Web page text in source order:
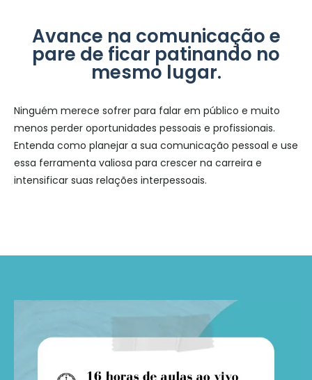
Avance na comunicação e
pare de ficar patinando no
mesmo lugar.
Ninguém merece sofrer para falar em público e muito
menos perder oportunidades pessoais e profissionais.
Entenda como planejar a sua comunicação pessoal e use
essa ferramenta valiosa para crescer na carreira e
intensificar suas relações interpessoais.